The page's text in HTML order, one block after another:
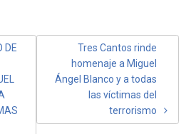
DE
Tres Cantos rinde
homenaje a Miguel
Ángel Blanco y a todas
las víctimas del
terrorismo